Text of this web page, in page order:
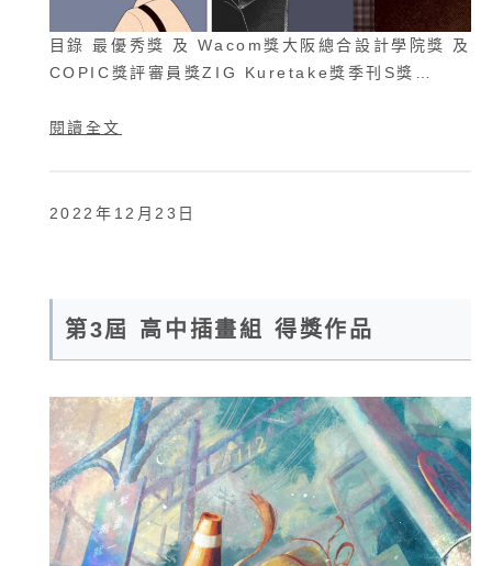
目錄 最優秀獎 及 Wacom獎大阪總合設計學院獎 及
COPIC獎評審員獎ZIG Kuretake獎季刊S獎…
閱讀全文
2022年12月23日
第3屆 高中插畫組 得獎作品